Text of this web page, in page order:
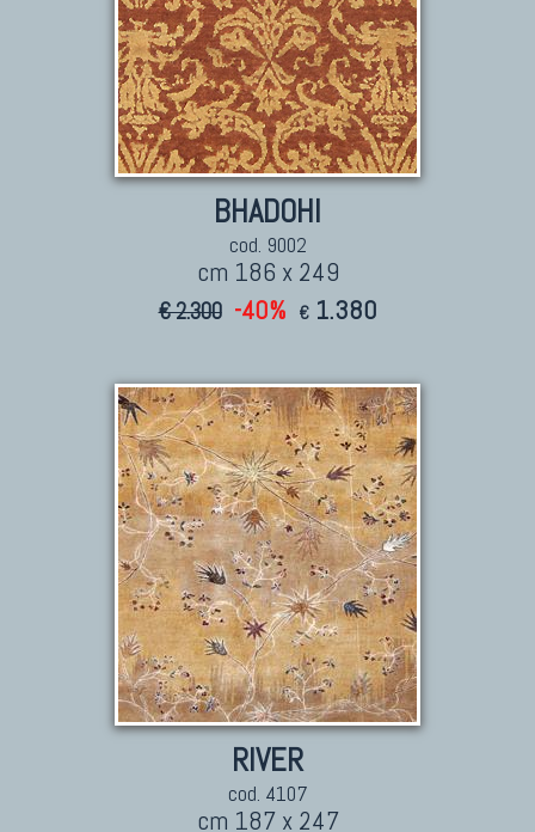
TAPPETI PERSIANI
Tappeti Persiani Antichi
Tappeti Persiani Vecchi
Tappeti Persiani Nuovi
Tappeti Persiani Moderni
TAPPETI CLASSICI
Collezione Hyderabad
Collezione Peshawar
Collezione Agra
Collezione Zigler
BHADOHI
cod. 9002
cm 186 x 249
€ 2.300 -40% € 1.380
RIVER
cod. 4107
cm 187 x 247